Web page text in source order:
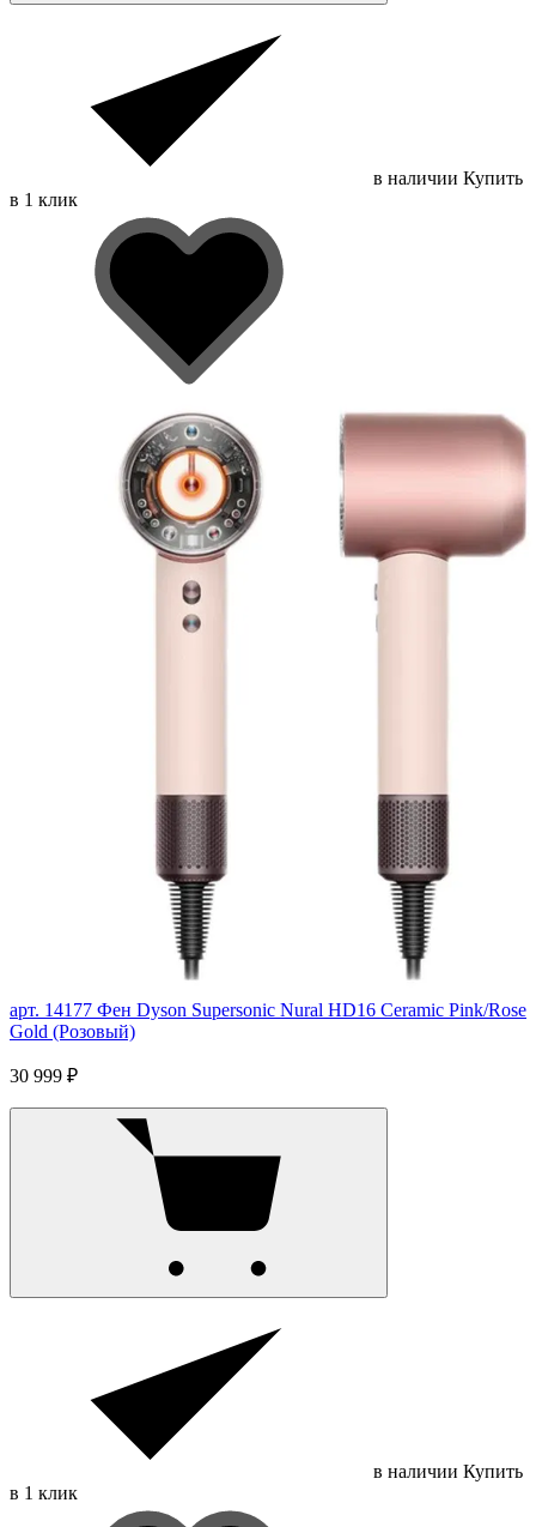
в наличии Купить
в 1 клик
арт. 14177 Фен Dyson Supersonic Nural HD16 Ceramic Pink/Rose
Gold (Розовый)
30 999 ₽
в наличии Купить
в 1 клик